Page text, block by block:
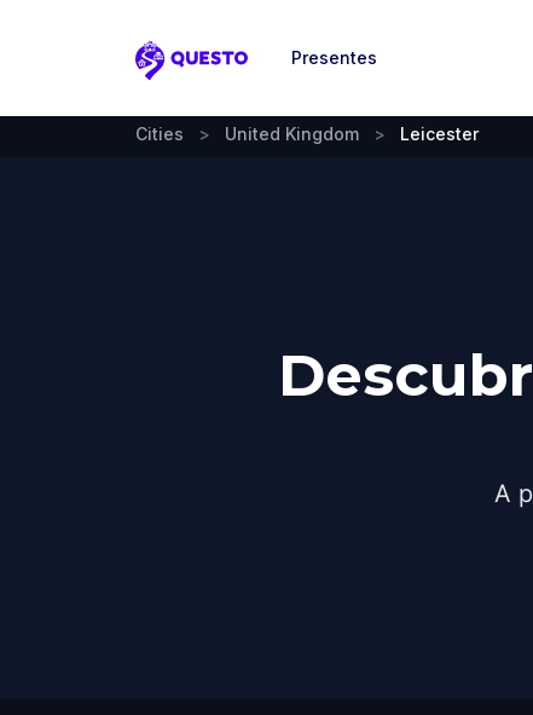
Questo
Presentes
Cities > United Kingdom > Leicester
A